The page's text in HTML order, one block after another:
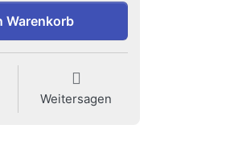
info zu 0,50 €, Menge 1. Farbe
Warenkorb
Weitersagen